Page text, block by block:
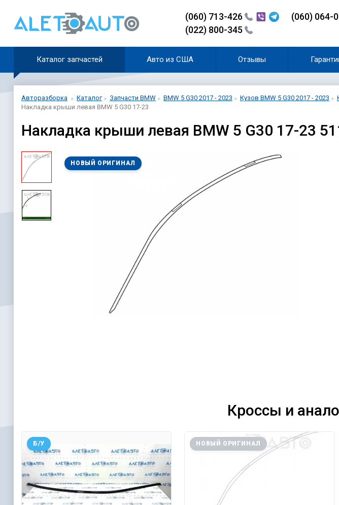
(060) 713-426 (060) 064-
(022) 800-345
Каталог запчастей Авто из США Отзывы
Авторазборка Каталог Запчасти BMW BMW 5 G30 2017 - 2023 Кузов BMW 5 G30 2017 - 2023
Накладка крыши левая BMW 5 G30 17-23
Накладка крыши левая BMW 5 G30 17-23
НОВЫЙ ОРИГИНАЛ
Кроссы и
Б/У НОВЫЙ ОРИГИНАЛ